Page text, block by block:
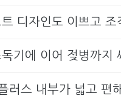
디자인도 이쁘고
독기에 이어 젖병까지
러스 내부가 넓고 편